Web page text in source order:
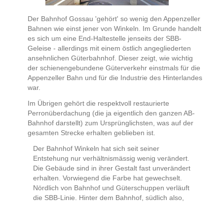
Der Bahnhof Gossau 'gehört' so wenig den Appenzeller
Bahnen wie einst jener von Winkeln. Im Grunde handelt
es sich um eine End-Haltestelle jenseits der SBB-
Geleise - allerdings mit einem östlich angegliederten
ansehnlichen Güterbahnhof. Dieser zeigt, wie wichtig
der schienengebundene Güterverkehr einstmals für die
Appenzeller Bahn und für die Industrie des Hinterlandes
war.
Im Übrigen gehört die respektvoll restaurierte
Perronüberdachung (die ja eigentlich den ganzen AB-
Bahnhof darstellt) zum Ursprünglichsten, was auf der
gesamten Strecke erhalten geblieben ist.
Der Bahnhof Winkeln hat sich seit seiner
Entstehung nur verhältnismässig wenig verändert.
Die Gebäude sind in ihrer Gestalt fast unverändert
erhalten. Vorwiegend die Farbe hat gewechselt.
Nördlich von Bahnhof und Güterschuppen verläuft
die SBB-Linie. Hinter dem Bahnhof, südlich also,